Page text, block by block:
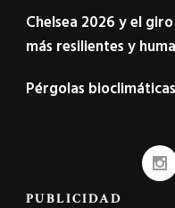
Chelsea 2026 y el
más resilientes y
Pérgolas
PUBLICIDAD